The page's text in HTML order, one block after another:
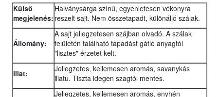
Külső
megjelenés:
Halványsárga színű, egyenletesen vékonyra
reszelt sajt. Nem összetapadt, különálló szálak.
Állomány:
A sajt jellegzetesen szájban olvadó. A szálak
felületén található tapadást gátló anyagtól
"lisztes" érzetet kelt.
Illat:
Jellegzetes, kellemesen aromás, savanykás
illatú. Tiszta idegen szagtól mentes.
Jellegzetes, kellemesen aromás, enyhén